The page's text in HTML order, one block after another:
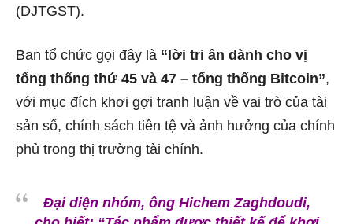
(DJTGST).
Ban tổ chức gọi đây là “lời tri ân dành cho vị
tổng thống thứ 45 và 47 – tổng thống Bitcoin”,
với mục đích khơi gợi tranh luận về vai trò của tài
sản số, chính sách tiền tệ và ảnh hưởng của chính
phủ trong thị trường tài chính.
Đại diện nhóm, ông Hichem Zaghdoudi,